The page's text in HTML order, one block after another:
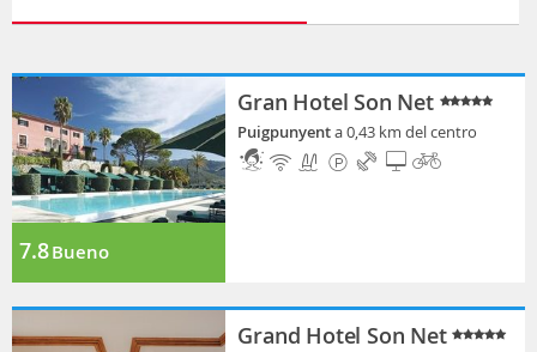
7.8Bueno
Gran Hotel Son Net
Puigpunyenta 0,43 km del centro
Grand Hotel Son Net